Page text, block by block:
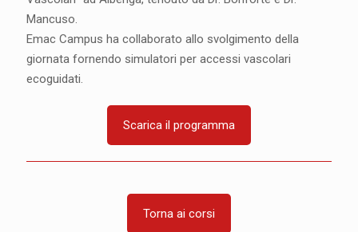
Mancuso.
Emac Campus ha collaborato allo svolgimento della
giornata fornendo simulatori per accessi vascolari
ecoguidati.
Scarica il programma
Torna ai corsi